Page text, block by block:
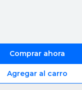
Comprar ahora
Agregar al carro